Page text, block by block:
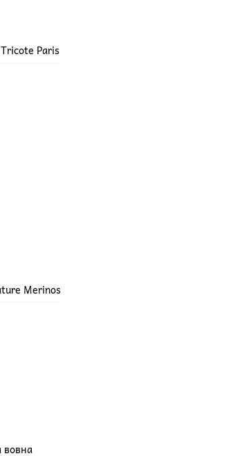
Paris
Merinos
вовна